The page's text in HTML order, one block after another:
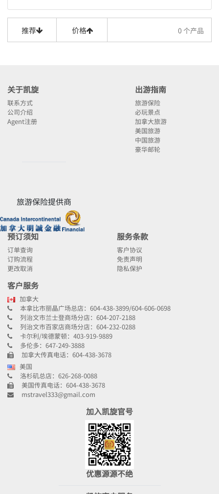
推荐 价格 0 个产品
关于凯旋
联系方式
公司介绍
Agent注册
出游指南
旅游保险
必玩景点
加拿大旅游
美国旅游
中国旅游
豪华邮轮
旅游保险提供商
预订须知
订单查询
订购流程
更改取消
服务条款
客户协议
免责声明
隐私保护
客户服务
加拿大
本拿比市丽晶广场总店：604-438-3899/604-606-0698
列治文市兰士登商场分店：604-207-2188
列治文市百家店商场分店：604-232-0288
卡尔利/埃德蒙顿：403-919-9889
多伦多：647-249-3888
加拿大传真电话：604-438-3678
美国
洛杉矶总店：626-268-0088
美国传真电话：604-438-3678
mstravel333@gmail.com
加入凯旋官号
优惠源源不绝